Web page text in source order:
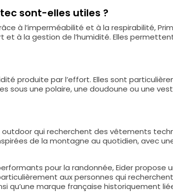
sont-elles utiles ?
à l’imperméabilité et à la respirabilité,
à la gestion de l’humidité. Elles
produite par l’effort. Elles sont
sous une polaire, une doudoune ou une
qui recherchent des vêtements
de la montagne au quotidien, avec
pour la randonnée, Eider propose
aux personnes qui
qu’une marque française historiquement